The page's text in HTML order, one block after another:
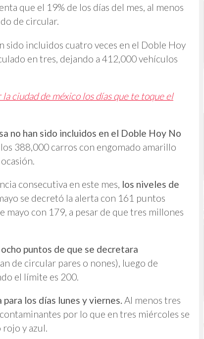
que el 19% de los días del mes, al menos
de circular.
sido incluidos cuatro veces en el Doble Hoy
en tres, dejando a 412,000 vehículos
ciudad de méxico los días que te toque el
no han sido incluidos en el Doble Hoy No
388,000 carros con engomado amarillo
consecutiva en este mes, los niveles de
se decretó la alerta con 161 puntos
mayo con 179, a pesar de que tres millones
puntos de que se decretara
de circular pares o nones), luego de
el límite es 200.
los días lunes y viernes. Al menos tres
por lo que en tres miércoles se
y azul.